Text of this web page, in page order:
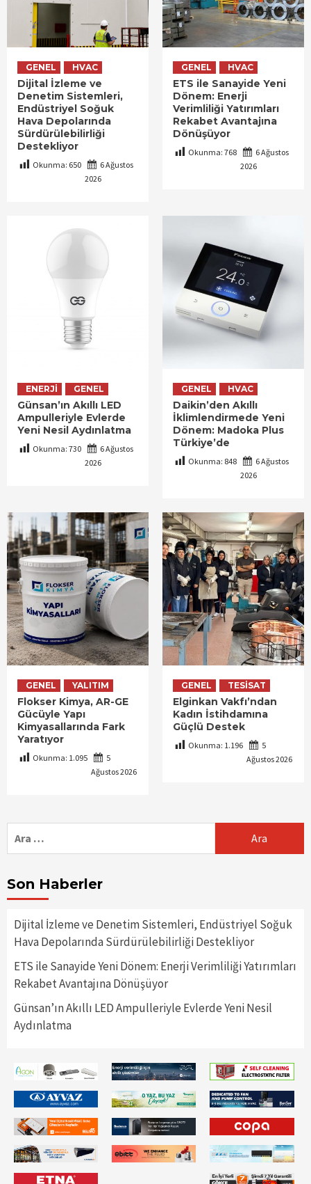
GENEL HVAC
Dijital İzleme ve
Denetim Sistemleri,
Endüstriyel Soğuk
Hava Depolarında
Sürdürülebilirliği
Destekliyor
Okunma: 650
6 Ağustos
2026
GENEL HVAC
ETS ile Sanayide Yeni
Dönem: Enerji
Verimliliği Yatırımları
Rekabet Avantajına
Dönüşüyor
Okunma: 768
6 Ağustos
2026
ENERJI GENEL
Günsan’ın Akıllı LED
Ampulleriyle Evlerde
Yeni Nesil Aydınlatma
Okunma: 730
6 Ağustos
2026
GENEL HVAC
Daikin’den Akıllı
İklimlendirmede Yeni
Dönem: Madoka Plus
Türkiye’de
Okunma: 848
6 Ağustos
2026
GENEL YALITIM
Flokser Kimya, AR-GE
Gücüyle Yapı
Kimyasallarında Fark
Yaratıyor
Okunma: 1.095
5
Ağustos 2026
GENEL TESISAT
Elginkan Vakfı’ndan
Kadın İstihdamına
Güçlü Destek
Okunma: 1.196
5
Ağustos 2026
Son Haberler
Dijital İzleme ve Denetim Sistemleri, Endüstriyel Soğuk
Hava Depolarında Sürdürülebilirliği Destekliyor
ETS ile Sanayide Yeni Dönem: Enerji Verimliliği Yatırımları
Rekabet Avantajına Dönüşüyor
Günsan’ın Akıllı LED Ampulleriyle Evlerde Yeni Nesil
Aydınlatma